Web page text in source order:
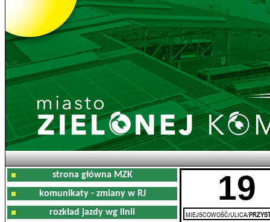
strona główna MZK
komunikaty - zmiany w RJ
rozkład jazdy wg linii
19
MIEJSCOWOŚĆ/ULICA/